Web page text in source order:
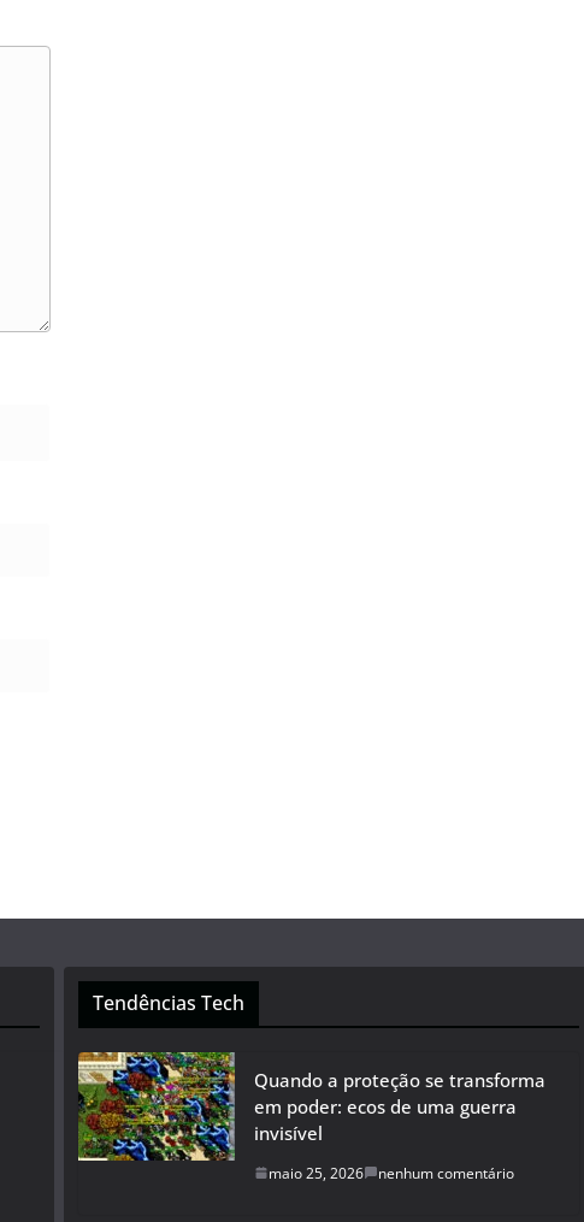
Tendências Tech
Quando a proteção se transforma
em poder: ecos de uma guerra
invisível
maio 25, 2026 nenhum comentário